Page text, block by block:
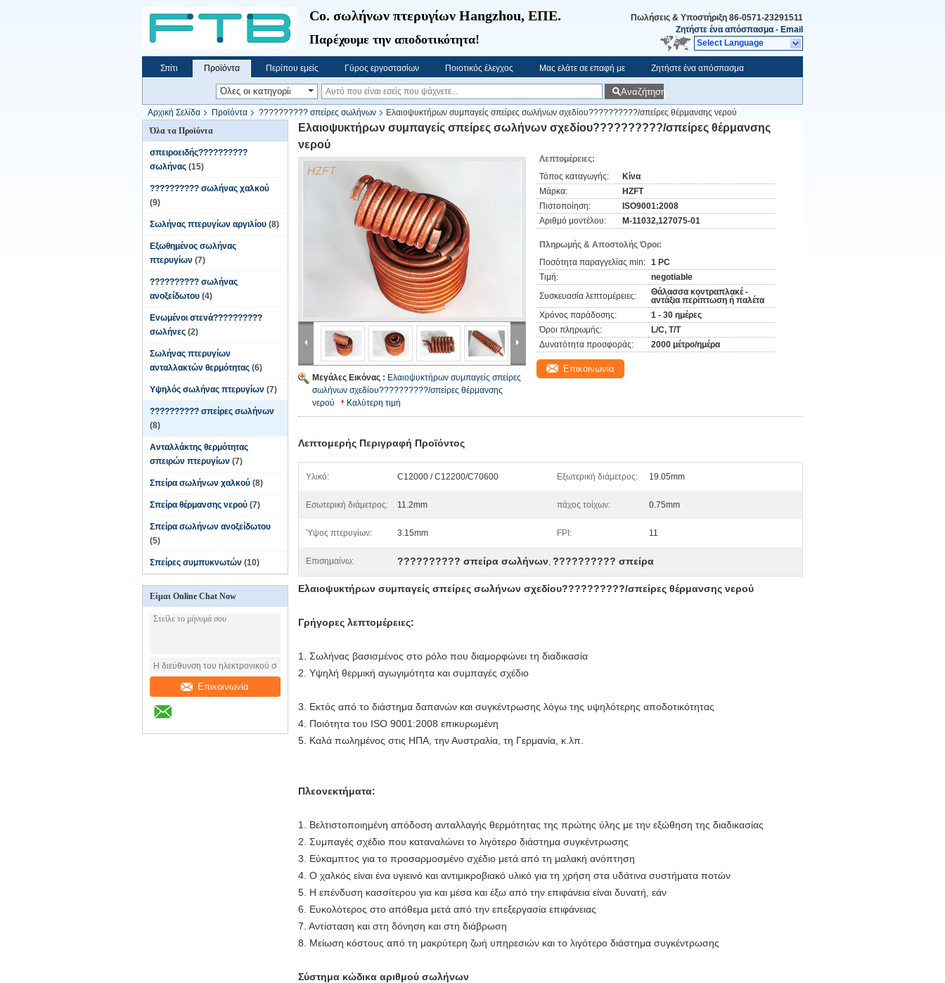
Co. σωλήνων πτερυγίων Hangzhou, ΕΠΕ.
Παρέχουμε την αποδοτικότητα!
Πωλήσεις & Υποστήριξη 86-0571-23291511
Ζητήστε ένα απόσπασμα - Email
Select Language
Σπίτι Προϊόντα Περίπου εμείς Γύρος εργοστασίων Ποιοτικός έλεγχος Μας ελάτε σε επαφή με Ζητήστε ένα απόσπασμα
Αναζήτηση
Αρχική Σελίδα Προϊόντα ?????????? σπείρες σωλήνων
Ελαιοψυκτήρων συμπαγείς σπείρες σωλήνων σχεδίου??????????/σπείρες θέρμανσης νερού
Όλα τα Προϊόντα
σπειροειδής??????????
σωλήνας (15)
?????????? σωλήνας χαλκού
(9)
Σωλήνας πτερυγίων αργιλίου (8)
Εξωθημένος σωλήνας
πτερυγίων (7)
?????????? σωλήνας
ανοξείδωτου (4)
Ενωμένοι στενά??????????
σωλήνες (2)
Σωλήνας πτερυγίων
ανταλλακτών θερμότητας (6)
Υψηλός σωλήνας πτερυγίων (7)
?????????? σπείρες σωλήνων
(8)
Ανταλλάκτης θερμότητας
σπειρών πτερυγίων (7)
Σπείρα σωλήνων χαλκού (8)
Σπείρα θέρμανσης νερού (7)
Σπείρα σωλήνων ανοξείδωτου
(5)
Σπείρες συμπυκνωτών (10)
Είμαι Online Chat Now
Επικοινωνία
Ελαιοψυκτήρων συμπαγείς σπείρες σωλήνων σχεδίου??????????/σπείρες θέρμανσης
νερού
Μεγάλες Εικόνας : Ελαιοψυκτήρων συμπαγείς σπείρες
σωλήνων σχεδίου??????????/σπείρες θέρμανσης
νερού
Καλύτερη τιμή
Λεπτομέρειες:
Τόπος καταγωγής:
Κίνα
Μάρκα:
HZFT
Πιστοποίηση:
ISO9001:2008
Αριθμό μοντέλου:
Μ-11032,127075-01
Πληρωμής & Αποστολής Όροι:
Ποσότητα παραγγελίας min: 1 PC
Τιμή:
negotiable
Συσκευασία λεπτομέρειες:
Θάλασσα κοντραπλακέ -
αντάξια περίπτωση ή παλέτα
Χρόνος παράδοσης:
1 - 30 ημέρες
Όροι πληρωμής:
L/C, T/T
Δυνατότητα προσφοράς:
2000 μέτρο/ημέρα
Επικοινωνία
Λεπτομερής Περιγραφή Προϊόντος
Υλικό: C12000 / C12200/C70600 Εξωτερική διάμετρος: 19.05mm
Εσωτερική διάμετρος: 11.2mm πάχος τοίχων: 0.75mm
Ύψος πτερυγίων: 3.15mm FPI: 11
Επισημαίνω: ?????????? σπείρα σωλήνων, ?????????? σπείρα
Ελαιοψυκτήρων συμπαγείς σπείρες σωλήνων σχεδίου??????????/σπείρες θέρμανσης νερού
Γρήγορες λεπτομέρειες:
1. Σωλήνας βασισμένος στο ρόλο που διαμορφώνει τη διαδικασία
2. Υψηλή θερμική αγωγιμότητα και συμπαγές σχέδιο
3. Εκτός από το διάστημα δαπανών και συγκέντρωσης λόγω της υψηλότερης αποδοτικότητας
4. Ποιότητα του ISO 9001:2008 επικυρωμένη
5. Καλά πωλημένος στις ΗΠΑ, την Αυστραλία, τη Γερμανία, κ.λπ.
Πλεονεκτήματα:
1. Βελτιστοποιημένη απόδοση ανταλλαγής θερμότητας της πρώτης ύλης με την εξώθηση της διαδικασίας
2. Συμπαγές σχέδιο που καταναλώνει το λιγότερο διάστημα συγκέντρωσης
3. Εύκαμπτος για το προσαρμοσμένο σχέδιο μετά από τη μαλακή ανόπτηση
4. Ο χαλκός είναι ένα υγιεινό και αντιμικροβιακό υλικό για τη χρήση στα υδάτινα συστήματα ποτών
5. Η επένδυση κασσίτερου για και μέσα και έξω από την επιφάνεια είναι δυνατή, εάν
6. Ευκολότερος στο απόθεμα μετά από την επεξεργασία επιφάνειας
7. Αντίσταση και στη δόνηση και στη διάβρωση
8. Μείωση κόστους από τη μακρύτερη ζωή υπηρεσιών και το λιγότερο διάστημα συγκέντρωσης
Σύστημα κώδικα αριθμού σωλήνων